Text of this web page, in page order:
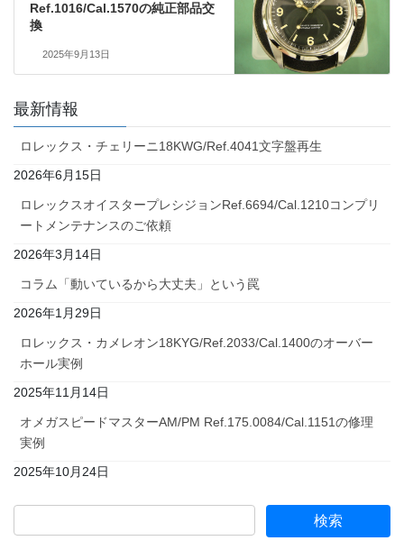
Ref.1016/Cal.1570の純正部品交
換
2025年9月13日
最新情報
ロレックス・チェリーニ18KWG/Ref.4041文字盤再生
2026年6月15日
ロレックスオイスタープレシジョンRef.6694/Cal.1210コンプリ
ートメンテナンスのご依頼
2026年3月14日
コラム「動いているから大丈夫」という罠
2026年1月29日
ロレックス・カメレオン18KYG/Ref.2033/Cal.1400のオーバー
ホール実例
2025年11月14日
オメガスピードマスターAM/PM Ref.175.0084/Cal.1151の修理
実例
2025年10月24日